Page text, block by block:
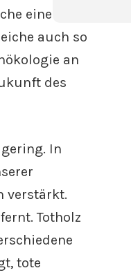
eine Oase
auch so
an
des
In
verstärkt.
Totholz
tote